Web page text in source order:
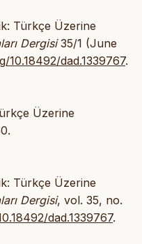
Türkçe Üzerine
Dergisi35/1 (June
10.18492/dad.1339767.
Üzerine
Türkçe Üzerine
Dergisi, vol. 35, no.
dad.1339767.